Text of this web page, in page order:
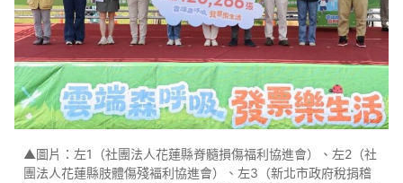
▲圖片：左1（社團法人花蓮縣脊髓損傷福利協進會）、左2（社
團法人花蓮縣肢體傷殘褔利協進會）、左3（新北市政府稅捐稽